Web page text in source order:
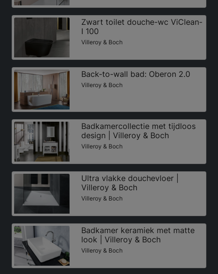
Zwart toilet douche-wc ViClean-
I 100
Villeroy & Boch
Back-to-wall bad: Oberon 2.0
Villeroy & Boch
Badkamercollectie met tijdloos
design | Villeroy & Boch
Villeroy & Boch
Ultra vlakke douchevloer |
Villeroy & Boch
Villeroy & Boch
Badkamer keramiek met matte
look | Villeroy & Boch
Villeroy & Boch